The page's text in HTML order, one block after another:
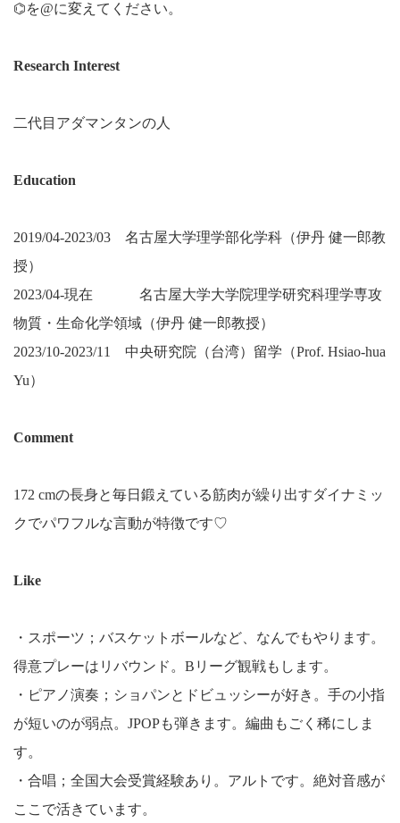
⌬を@に変えてください。
Research Interest
二代目アダマンタンの人
Education
2019/04-2023/03 名古屋大学理学部化学科（伊丹 健一郎教
授）
2023/04-現在 名古屋大学大学院理学研究科理学専攻
物質・生命化学領域（伊丹 健一郎教授）
2023/10-2023/11 中央研究院（台湾）留学（Prof. Hsiao-hua
Yu）
Comment
172 cmの長身と毎日鍛えている筋肉が繰り出すダイナミッ
クでパワフルな言動が特徴です♡
Like
・スポーツ；バスケットボールなど、なんでもやります。
得意プレーはリバウンド。Bリーグ観戦もします。
・ピアノ演奏；ショパンとドビュッシーが好き。手の小指
が短いのが弱点。JPOPも弾きます。編曲もごく稀にしま
す。
・合唱；全国大会受賞経験あり。アルトです。絶対音感が
ここで活きています。